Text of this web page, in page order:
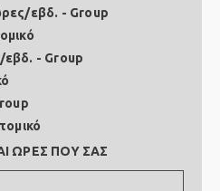
εβδ. - Group
εβδ. - Group
ΩΡΕΣ ΠΟΥ ΣΑΣ